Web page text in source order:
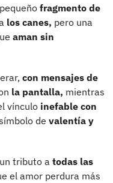
fragmento de
los canes, pero una
aman sin
con mensajes de
la pantalla, mientras
vínculo inefable con
de valentía y
tributo a todas las
el amor perdura más